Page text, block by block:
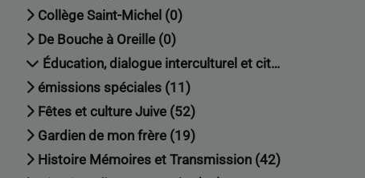
Collège Saint-Michel (0)
De Bouche à Oreille (0)
Éducation, dialogue interculturel et citoyenneté (18)
émissions spéciales (11)
Fêtes et culture Juive (52)
Gardien de mon frère (19)
Histoire Mémoires et Transmission (42)